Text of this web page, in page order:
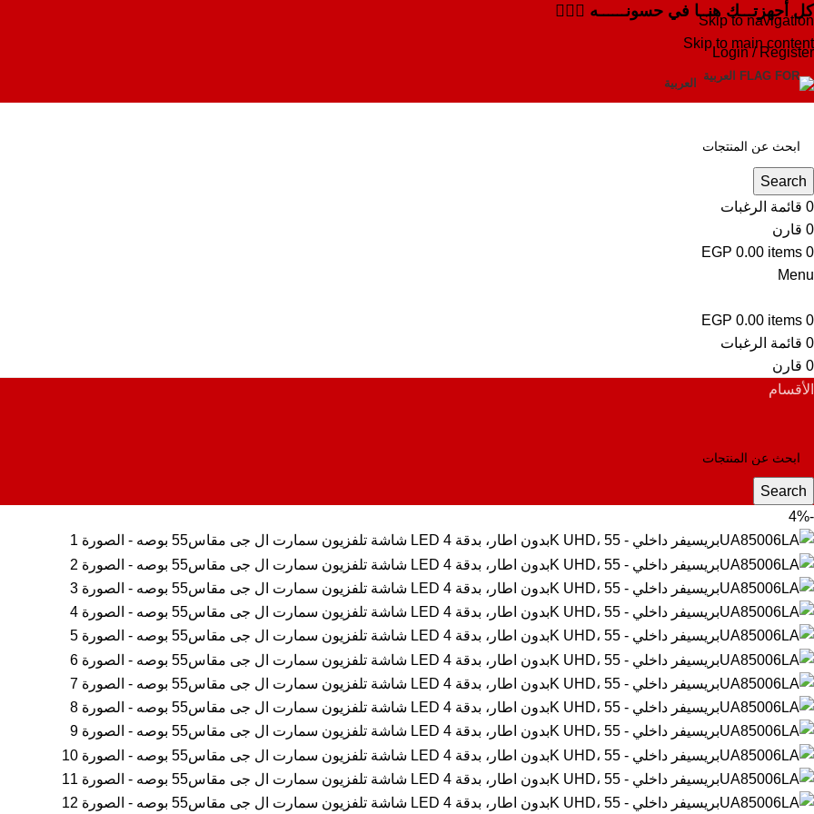
Skip to navigation
Skip to main content
كل أجهزتـــك هنــا في حسونــــــه ✌🏻✨
Login / Register
العربية
Search
0 قائمة الرغبات
0 قارن
0
items
EGP 0.00
Menu
0
items
EGP 0.00
0 قائمة الرغبات
0 قارن
الأقسام
Search
-4%